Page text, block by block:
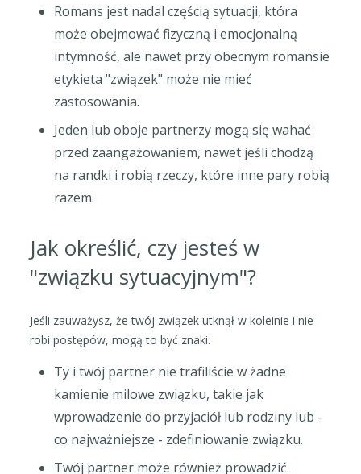
Romans jest nadal częścią sytuacji, która
może obejmować fizyczną i emocjonalną
intymność, ale nawet przy obecnym romansie
etykieta "związek" może nie mieć
zastosowania.
Jeden lub oboje partnerzy mogą się wahać
przed zaangażowaniem, nawet jeśli chodzą
na randki i robią rzeczy, które inne pary robią
razem.
Jak określić, czy jesteś w
"związku sytuacyjnym"?
Jeśli zauważysz, że twój związek utknął w koleinie i nie
robi postępów, mogą to być znaki.
Ty i twój partner nie trafiliście w żadne
kamienie milowe związku, takie jak
wprowadzenie do przyjaciół lub rodziny lub -
co najważniejsze - zdefiniowanie związku.
Twój partner może również prowadzić